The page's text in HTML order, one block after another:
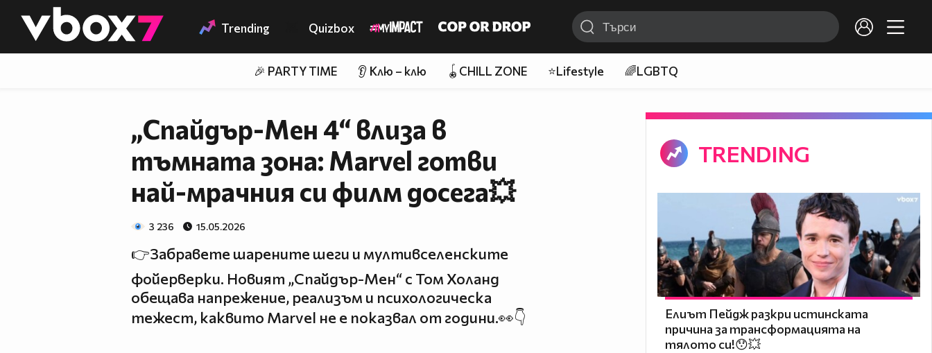
👾 Trending Quizbox
🎉 PARTY TIME 👂 Клю – клю 🪀CHILL ZONE ⭐Lifestyle 🌈LGBTQ
„Спайдър-Мен 4“ влиза в
тъмната зона: Marvel готви
най-мрачния си филм досега💥
3 236 15.05.2026
👉Забравете шарените шеги и мултивселенските
фойерверки. Новият „Спайдър-Мен“ с Том Холанд
обещава напрежение, реализъм и психологическа
тежест, каквито Marvel не е показвал от години.👀👇
TRENDING
Елиът Пейдж разкри истинската
причина за трансформацията на
тялото си!😯💥